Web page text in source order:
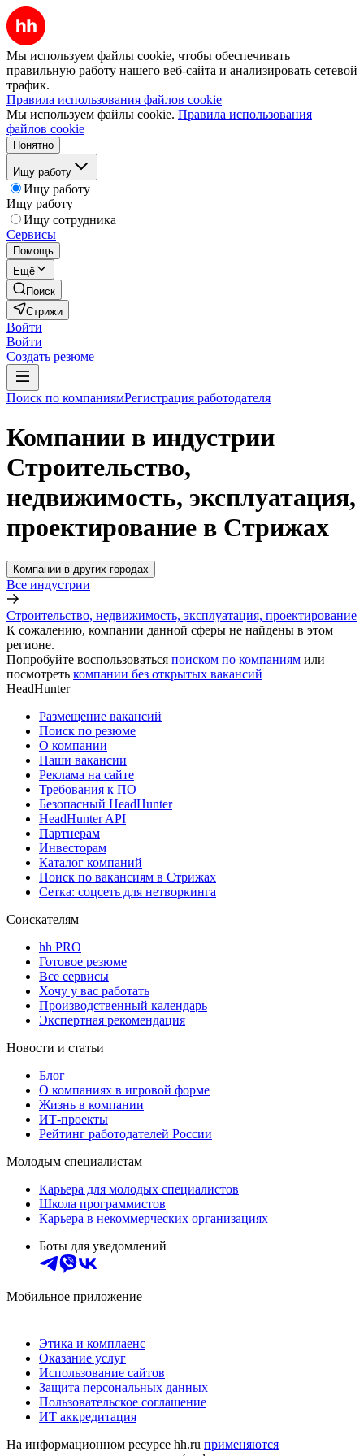
Мы используем файлы cookie, чтобы обеспечивать
правильную работу нашего веб-сайта и анализировать сетевой
трафик.
Правила использования файлов cookie
Мы используем файлы cookie. Правила использования
файлов cookie
Понятно
Ищу работу
Ищу работу
Ищу работу
Ищу сотрудника
Сервисы
Помощь
Ещё
Поиск
Стрижи
Войти
Войти
Создать резюме
Поиск по компаниямРегистрация работодателя
Компании в индустрии
Строительство,
недвижимость, эксплуатация,
проектирование в Стрижах
Компании в других городах
Все индустрии
Строительство, недвижимость, эксплуатация, проектирование
К сожалению, компании данной сферы не найдены в этом
регионе.
Попробуйте воспользоваться поиском по компаниям или
посмотреть компании без открытых вакансий
HeadHunter
Размещение вакансий
Поиск по резюме
О компании
Наши вакансии
Реклама на сайте
Требования к ПО
Безопасный HeadHunter
HeadHunter API
Партнерам
Инвесторам
Каталог компаний
Поиск по вакансиям в Стрижах
Сетка: соцсеть для нетворкинга
Соискателям
hh PRO
Готовое резюме
Все сервисы
Хочу у вас работать
Производственный календарь
Экспертная рекомендация
Новости и статьи
Блог
О компаниях в игровой форме
Жизнь в компании
ИТ-проекты
Рейтинг работодателей России
Молодым специалистам
Карьера для молодых специалистов
Школа программистов
Карьера в некоммерческих организациях
Боты для уведомлений
Мобильное приложение
Этика и комплаенс
Оказание услуг
Использование сайтов
Защита персональных данных
Пользовательское соглашение
ИТ аккредитация
На информационном ресурсе hh.ru применяются